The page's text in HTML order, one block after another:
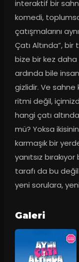
interaktif bir
komedi,
çatışmalarını
Çatı Altında”,
bize bir kez daha
ardında bile
gizlidir. Ve sahne
ritmi değil,
hangi çatı
mü? Yoksa
karmaşık bir
yanıtsız
tarafı da bu
yeni sorulara,
Galeri